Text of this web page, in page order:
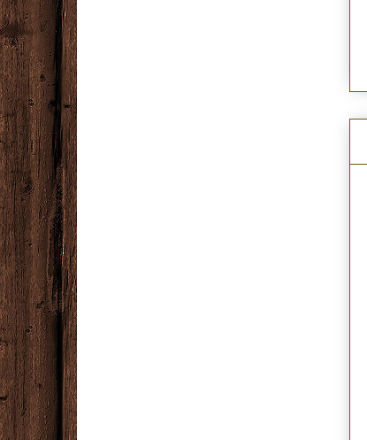
1.258,00 DKK pr
1.258,00 DKK
Se produktet
HYWOOD NOBLESSE,
OAK MOJAVE, EKSTRA
BRED PLANKE
569,00 DKK